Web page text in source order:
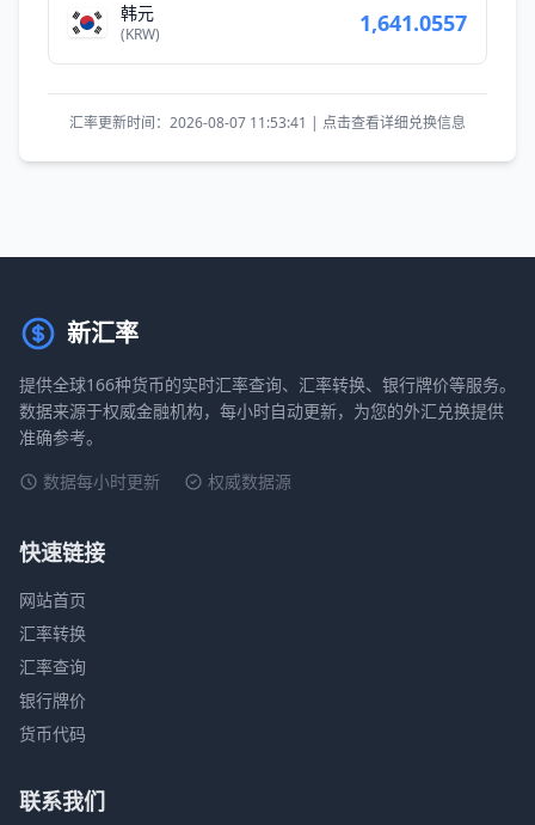
韩元
(KRW) 1,641.0557
汇率更新时间：2026-08-07 11:53:41 | 点击查看详细兑换信息
新汇率
提供全球166种货币的实时汇率查询、汇率转换、银行牌价等服务。
数据来源于权威金融机构，每小时自动更新，为您的外汇兑换提供
准确参考。
数据每小时更新
权威数据源
快速链接
网站首页
汇率转换
汇率查询
银行牌价
货币代码
联系我们